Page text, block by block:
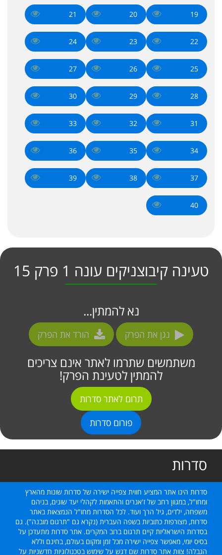
19
20
21
22
23
24
25
26
27
28
29
30
31
32
33
34
35
36
37
38
39
40
טעינה קיבוצניקים עונה 1 פרק 15
נא להמתין...
נגן את הפרק הורד את הפרק
משתמשים שתרמו לאתר אינם צריכים
להמתין לטעינת הפרק!
תרום לאתר סדרות
פורום סדרות
סדרות
סדרות הינו אתר המציע חווית צפייה ישירה של סדרות שונות מהארץ
ומחו"ל, במגוון רחב של ז'אנרים והתאמות לקהלי יעד שונים, בניהם
משפחה, ילדים, גיל הרך ועוד. לכל הסדרות מחו"ל הנמצאות באתר
סדרות, מצורפות כתוביות בשפה העברית (נקרא גם "תרגום מובנה"). גם
בסדרות הישראליות קיים תרגום ברוב המקרים. אתר סדרות מתעדכן על
בסיס יומי, מאפשר צפייה ישירה מכל זמן ומקום בעולם, בחינם וללא
הגבלה! צוות אתר סדרות שם דגש על שימוש בטכנולוגיות חדשניות על